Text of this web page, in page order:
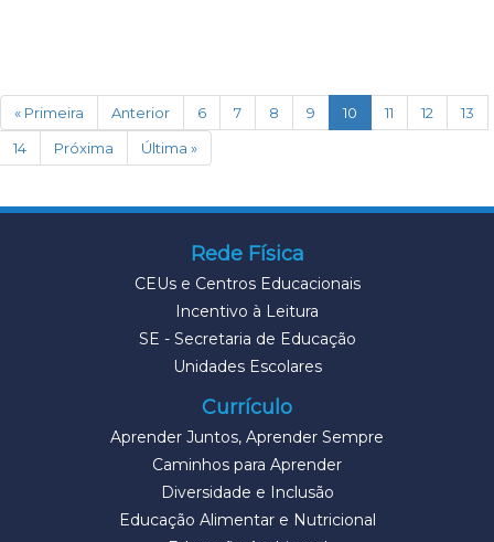
« Primeira Anterior 6 7 8 9 10 (current)
11 12
13
14
Próxima Última »
Rede Física
CEUs e Centros Educacionais
Incentivo à Leitura
SE - Secretaria de Educação
Unidades Escolares
Currículo
Aprender Juntos, Aprender Sempre
Caminhos para Aprender
Diversidade e Inclusão
Educação Alimentar e Nutricional